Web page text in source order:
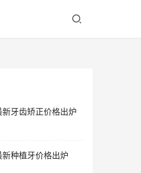
牙齿矫正价格出炉
种植牙价格出炉